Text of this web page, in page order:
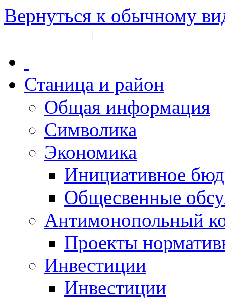
Вернуться к обычному
|
Станица и район
Общая информация
Символика
Экономика
Инициативное
Общесвенные
Антимонопольный
Проекты
Инвестиции
Инвестиции